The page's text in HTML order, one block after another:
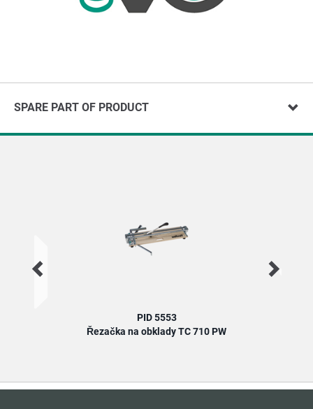
SPARE PART OF PRODUCT
PID 5553
Řezačka na obklady TC 710 PW